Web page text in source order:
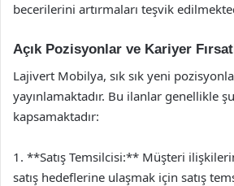
becerilerini artırmaları teşvik
Açık Pozisyonlar ve Kariyer
Lajivert Mobilya, sık sık yeni
yayınlamaktadır. Bu ilanlar genellikle
kapsamaktadır:
1. **Satış Temsilcisi:** Müşteri
satış hedeflerine ulaşmak için satış